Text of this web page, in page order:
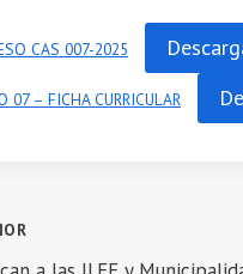
CAS 007-2025
07 – FICHA CURRICULAR